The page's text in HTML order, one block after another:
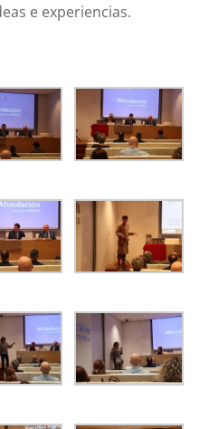
e experiencias.